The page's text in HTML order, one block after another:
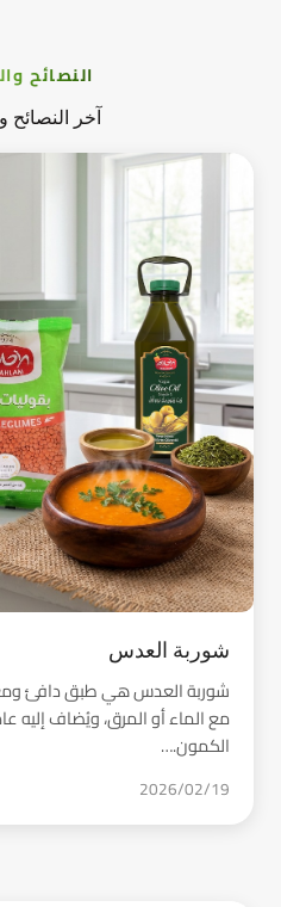
النصائح
آخر النصائح
شوربة العدس
شوربة العدس هي طبق دافئ
مع الماء أو المرق، ويُضاف إليه
الكمون.…
2026/02/19